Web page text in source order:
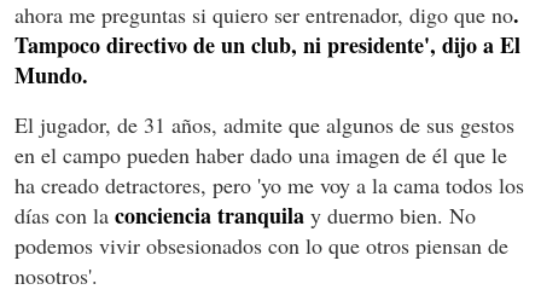
ahora me preguntas si quiero ser entrenador, digo que no.
Tampoco directivo de un club, ni presidente', dijo a El
Mundo.
El jugador, de 31 años, admite que algunos de sus gestos
en el campo pueden haber dado una imagen de él que le
ha creado detractores, pero 'yo me voy a la cama todos los
días con la conciencia tranquila y duermo bien. No
podemos vivir obsesionados con lo que otros piensan de
nosotros'.